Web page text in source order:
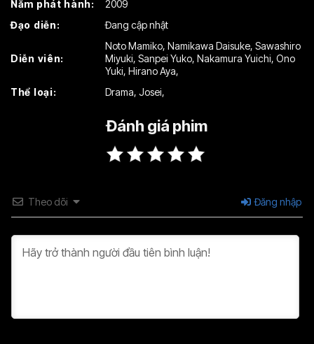
Tập 16
Tập 22 Tập 23 Tập 24
Tập 25
Năm phát hành:
2009
Đạo diễn:
Đang cập nhật
Diễn viên:
Noto Mamiko, Namikawa Daisuke, Sawashiro
Miyuki, Sanpei Yuko, Nakamura Yuichi, Ono
Yuki, Hirano Aya,
Thể loại:
Drama, Josei,
Đánh giá phim
Theo dõi Đăng nhập